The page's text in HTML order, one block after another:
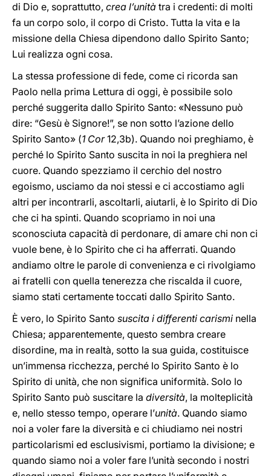
di Dio e, soprattutto, crea l’unità tra i credenti: di molti
fa un corpo solo, il corpo di Cristo. Tutta la vita e la
missione della Chiesa dipendono dallo Spirito Santo;
Lui realizza ogni cosa.
La stessa professione di fede, come ci ricorda san
Paolo nella prima Lettura di oggi, è possibile solo
perché suggerita dallo Spirito Santo: «Nessuno può
dire: “Gesù è Signore!”, se non sotto l’azione dello
Spirito Santo» (1 Cor12,3b). Quando noi preghiamo, è
perché lo Spirito Santo suscita in noi la preghiera nel
cuore. Quando spezziamo il cerchio del nostro
egoismo, usciamo da noi stessi e ci accostiamo agli
altri per incontrarli, ascoltarli, aiutarli, è lo Spirito di Dio
che ci ha spinti. Quando scopriamo in noi una
sconosciuta capacità di perdonare, di amare chi non ci
vuole bene, è lo Spirito che ci ha afferrati. Quando
andiamo oltre le parole di convenienza e ci rivolgiamo
ai fratelli con quella tenerezza che riscalda il cuore,
siamo stati certamente toccati dallo Spirito Santo.
È vero, lo Spirito Santo suscita i differenti carismi nella
Chiesa; apparentemente, questo sembra creare
disordine, ma in realtà, sotto la sua guida, costituisce
un’immensa ricchezza, perché lo Spirito Santo è lo
Spirito di unità, che non significa uniformità. Solo lo
Spirito Santo può suscitare la diversità, la molteplicità
e, nello stesso tempo, operare l’unità. Quando siamo
noi a voler fare la diversità e ci chiudiamo nei nostri
particolarismi ed esclusivismi, portiamo la divisione; e
quando siamo noi a voler fare l’unità secondo i nostri